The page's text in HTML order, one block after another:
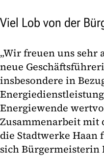
Viel Lob von der
„Wir freuen uns sehr
neue
insbesondere in
Energiewende
Zusammenarbeit mit
die Stadtwerke Haan
sich Bürgermeisterin